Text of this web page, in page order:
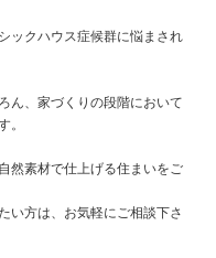
ックハウス症候群に悩まされ
ん、家づくりの段階において
。
然素材で仕上げる住まいをご
い方は、お気軽にご相談下さ